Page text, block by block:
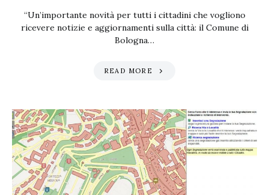
“Un’importante novità per tutti i cittadini che vogliono
ricevere notizie e aggiornamenti sulla città: il Comune di
Bologna…
READ MORE